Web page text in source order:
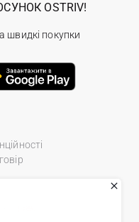
OSTRIV!
швидкі покупки